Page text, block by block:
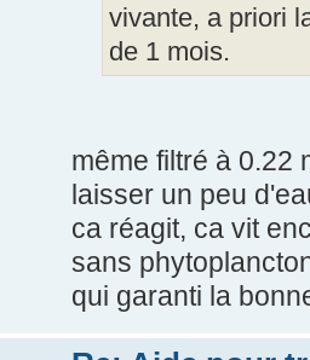
vivante, a priori
de 1 mois.
même filtré à 0.22
laisser un peu
ca réagit, ca vit
sans
qui garanti la